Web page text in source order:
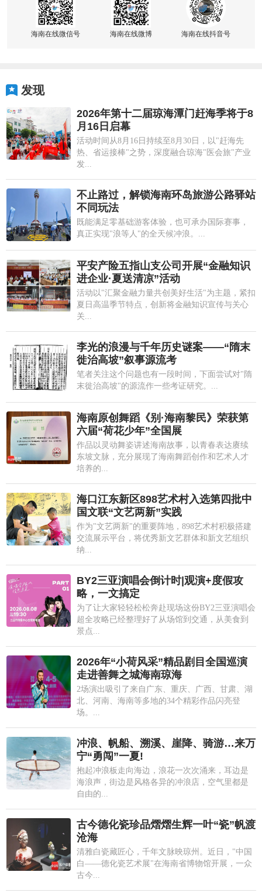
海南在线微信号 海南在线微博 海南在线抖音号
发现
2026年第十二届琼海潭门赶海季将于8
月16日启幕
活动时间从8月16日持续至8月30日，以"赶海先
热、省运接棒"之势，深度融合琼海"医会旅"产业
发...
不止路过，解锁海南环岛旅游公路驿站
不同玩法
既能满足零基础游客体验，也可承办国际赛事，
真正实现"浪等人"的全天候冲浪。...
平安产险五指山支公司开展“金融知识
进企业·夏送清凉”活动
活动以"汇聚金融力量共创美好生活"为主题，紧扣
夏日高温季节特点，创新将金融知识宣传与关心
关...
李光的浪漫与千年历史谜案——“隋末
徙治高坡”叙事源流考
笔者关注这个问题也有一段时间，下面尝试对"隋
末徙治高坡"的源流作一些考证研究。...
海南原创舞蹈《别·海南黎民》荣获第
六届“荷花少年”全国展
作品以灵动舞姿讲述海南故事，以青春表达赓续
东坡文脉，充分展现了海南舞蹈创作和艺术人才
培养的...
海口江东新区898艺术村入选第四批中
国文联“文艺两新”实践
作为"文艺两新"的重要阵地，898艺术村积极搭建
交流展示平台，将优秀新文艺群体和新文艺组织
纳...
BY2三亚演唱会倒计时|观演+度假攻
略，一文搞定
为了让大家轻轻松松奔赴现场这份BY2三亚演唱会
超全攻略已经整理好了从场馆到交通，从美食到
景点...
2026年“小荷风采”精品剧目全国巡演
走进善舞之城海南琼海
2场演出吸引了来自广东、重庆、广西、甘肃、湖
北、河南、海南等多地的34个精彩作品闪亮登
场。...
冲浪、帆船、溯溪、崖降、骑游…来万
宁“勇闯”一夏!
抱起冲浪板走向海边，浪花一次次涌来，耳边是
海浪声，街边是风格各异的冲浪店，空气里都是
自由的...
古今德化瓷珍品熠熠生辉一叶“瓷”帆渡
沧海
清雅白瓷藏匠心，千年文脉映琼州。近日，"中国
白——德化瓷艺术展"在海南省博物馆开展，一众
古今...